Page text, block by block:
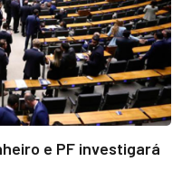
e PF investigará